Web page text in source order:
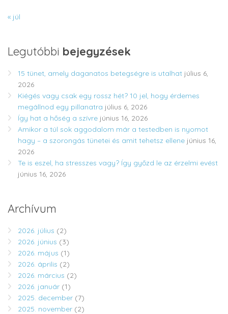
« júl
Legutóbbi bejegyzések
15 tünet, amely daganatos betegségre is utalhat július 6,
2026
Kiégés vagy csak egy rossz hét? 10 jel, hogy érdemes
megállnod egy pillanatra július 6, 2026
Így hat a hőség a szívre június 16, 2026
Amikor a túl sok aggodalom már a testedben is nyomot
hagy – a szorongás tünetei és amit tehetsz ellene június 16,
2026
Te is eszel, ha stresszes vagy? Így győzd le az érzelmi evést
június 16, 2026
Archívum
2026. július (2)
2026. június (3)
2026. május (1)
2026. április (2)
2026. március (2)
2026. január (1)
2025. december (7)
2025. november (2)